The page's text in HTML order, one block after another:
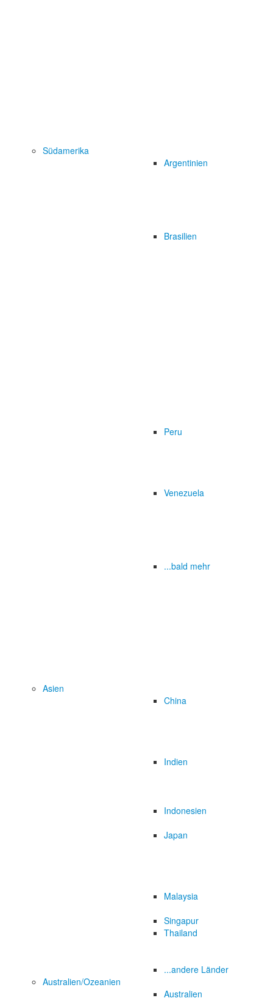
Südamerika
Argentinien
Brasilien
Peru
Venezuela
...bald mehr
Asien
China
Indien
Indonesien
Japan
Malaysia
Singapur
Thailand
...andere Länder
Australien/Ozeanien
Australien